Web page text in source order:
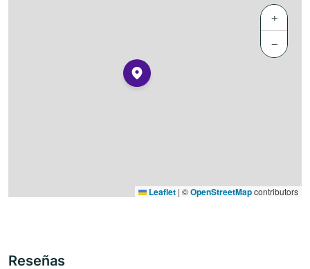
+
−
Leaflet | ©OpenStreetMapcontributors
Reseñas